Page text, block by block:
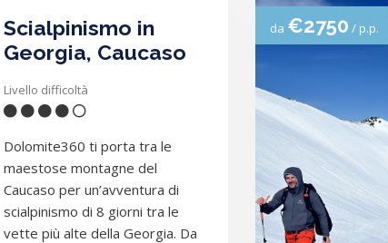
Scialpinismo in
Georgia, Caucaso
Livello difficoltà
Dolomite360 ti porta tra le
maestose montagne del
Caucaso per un’avventura di
scialpinismo di 8 giorni tra le
vette più alte della Georgia. Da
da €2750 / p.p.